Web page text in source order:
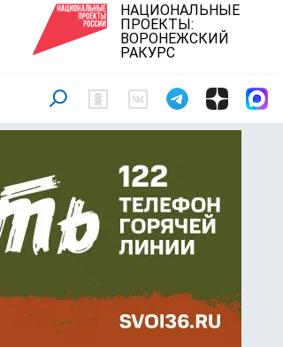
НАЦИОНАЛЬНЫЕ
ПРОЕКТЫ:
ВОРОНЕЖСКИЙ
РАКУРС